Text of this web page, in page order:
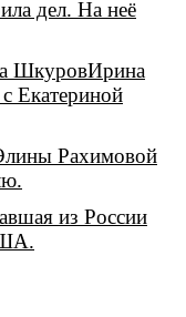
дел. На неё
Ирина
Екатериной
Рахимовой
из России